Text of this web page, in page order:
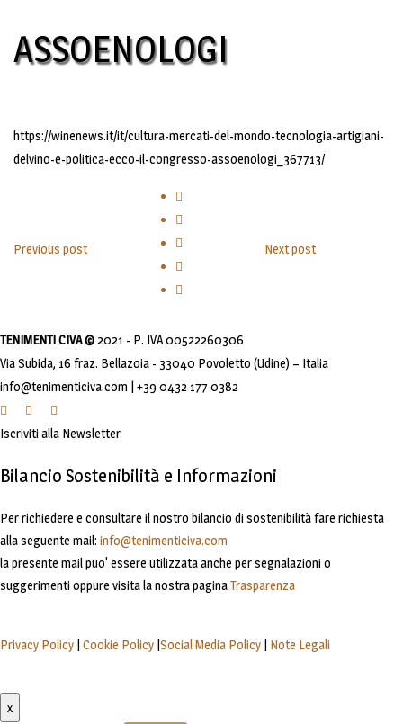
ASSOENOLOGI
https://winenews.it/it/cultura-mercati-del-mondo-tecnologia-artigiani-
delvino-e-politica-ecco-il-congresso-assoenologi_367713/
Previous post Next post
TENIMENTI CIVA ©2021 - P. IVA 00522260306
Via Subida, 16 fraz. Bellazoia - 33040 Povoletto (Udine) – Italia
info@tenimenticiva.com | +39 0432 177 0382
Iscriviti alla Newsletter
Bilancio Sostenibilità e Informazioni
Per richiedere e consultare il nostro bilancio di sostenibilità fare richiesta
alla seguente mail: info@tenimenticiva.com
la presente mail puo' essere utilizzata anche per segnalazioni o
suggerimenti oppure visita la nostra paginaTrasparenza
Privacy Policy | Cookie Policy |Social Media Policy | Note Legali
x